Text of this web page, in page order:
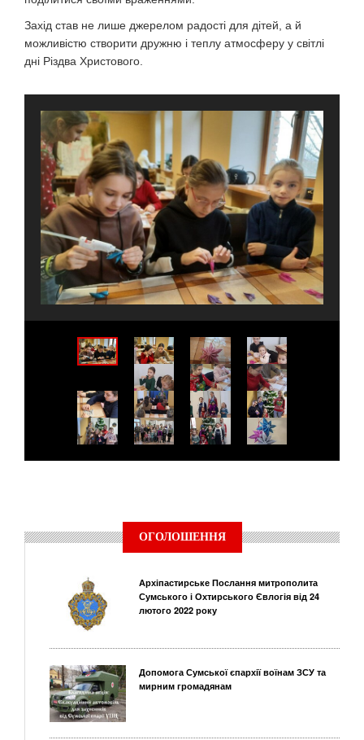
Захід став не лише джерелом радості для дітей, а й
можливістю створити дружню і теплу атмосферу у світлі
дні Різдва Христового.
ОГОЛОШЕННЯ
Архіпастирське Послання митрополита
Сумського і Охтирського Євлогія від 24
лютого 2022 року
Допомога Сумської єпархії воїнам ЗСУ та
мирним громадянам